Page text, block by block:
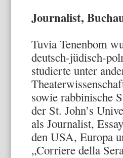
Journalist,
Tuvia Tenenbom
deutsch-jüdisch-
studierte unter
sowie rabbinische
der St. John’s
als Journalist,
den USA, Europa
„Corriere della